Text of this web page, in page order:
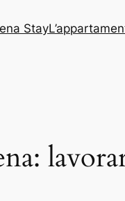
Stay